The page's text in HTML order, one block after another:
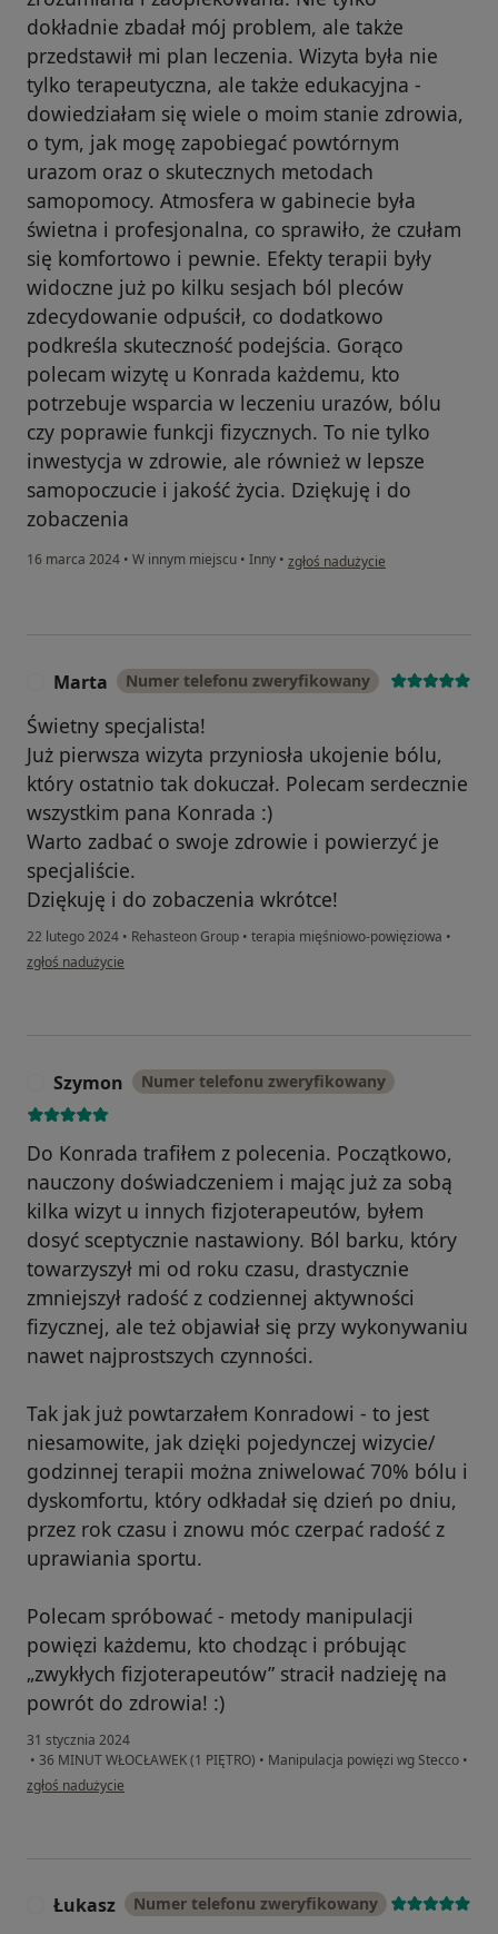
dokładnie zbadał mój problem, ale także
przedstawił mi plan leczenia. Wizyta była nie
tylko terapeutyczna, ale także edukacyjna -
dowiedziałam się wiele o moim stanie zdrowia,
o tym, jak mogę zapobiegać powtórnym
urazom oraz o skutecznych metodach
samopomocy. Atmosfera w gabinecie była
świetna i profesjonalna, co sprawiło, że czułam
się komfortowo i pewnie. Efekty terapii były
widoczne już po kilku sesjach ból pleców
zdecydowanie odpuścił, co dodatkowo
podkreśla skuteczność podejścia. Gorąco
polecam wizytę u Konrada każdemu, kto
potrzebuje wsparcia w leczeniu urazów, bólu
czy poprawie funkcji fizycznych. To nie tylko
inwestycja w zdrowie, ale również w lepsze
samopoczucie i jakość życia. Dziękuję i do
zobaczenia
16 marca 2024 • W innym miejscu • Inny • w opinii użytkownika Weronika
zgłoś nadużycie
Marta Numer telefonu zweryfikowany
Świetny specjalista!
Już pierwsza wizyta przyniosła ukojenie bólu,
który ostatnio tak dokuczał. Polecam serdecznie
wszystkim pana Konrada :)
Warto zadbać o swoje zdrowie i powierzyć je
specjaliście.
Dziękuję i do zobaczenia wkrótce!
22 lutego 2024 • Rehasteon Group • terapia mięśniowo-powięziowa •
w opinii użytkownika Marta
zgłoś nadużycie
Szymon Numer telefonu zweryfikowany
Do Konrada trafiłem z polecenia. Początkowo,
nauczony doświadczeniem i mając już za sobą
kilka wizyt u innych fizjoterapeutów, byłem
dosyć sceptycznie nastawiony. Ból barku, który
towarzyszył mi od roku czasu, drastycznie
zmniejszył radość z codziennej aktywności
fizycznej, ale też objawiał się przy wykonywaniu
nawet najprostszych czynności.
Tak jak już powtarzałem Konradowi - to jest
niesamowite, jak dzięki pojedynczej wizycie/
godzinnej terapii można zniwelować 70% bólu i
dyskomfortu, który odkładał się dzień po dniu,
przez rok czasu i znowu móc czerpać radość z
uprawiania sportu.
Polecam spróbować - metody manipulacji
powięzi każdemu, kto chodząc i próbując
„zwykłych fizjoterapeutów” stracił nadzieję na
powrót do zdrowia! :)
31 stycznia 2024
• 36 MINUT WŁOCŁAWEK (1 PIĘTRO) • Manipulacja powięzi wg Stecco •
w opinii użytkownika Szymon
zgłoś nadużycie
Łukasz Numer telefonu zweryfikowany